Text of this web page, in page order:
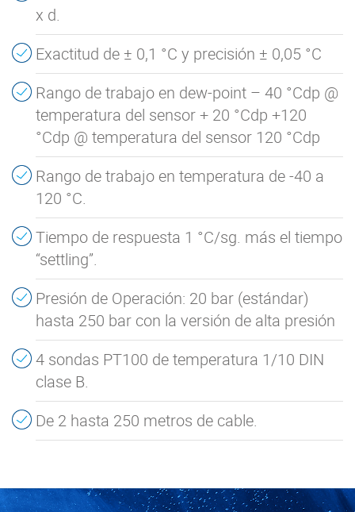
x d.
Exactitud de ± 0,1 °C y precisión ± 0,05 °C
Rango de trabajo en dew-point – 40 °Cdp @
temperatura del sensor + 20 °Cdp +120
°Cdp @ temperatura del sensor 120 °Cdp
Rango de trabajo en temperatura de -40 a
120 °C.
Tiempo de respuesta 1 °C/sg. más el tiempo
“settling”.
Presión de Operación: 20 bar (estándar)
hasta 250 bar con la versión de alta presión
4 sondas PT100 de temperatura 1/10 DIN
clase B.
De 2 hasta 250 metros de cable.